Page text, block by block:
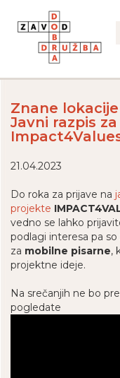
Znane
Javni razpis
21.04.2023
Do roka za prijave na
projekte
vedno se lahko
podlagi interesa pa
za mobilne pisarne,
projektne ideje.
Na srečanjih ne bo
pogledate